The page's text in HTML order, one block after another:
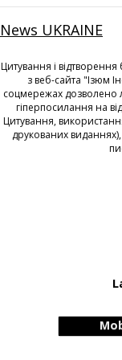
News UKRAINE
Цитування і відтворення
з веб-сайта "Ізюм
соцмережах дозволено
гіперпосилання на
Цитування,
друкованих